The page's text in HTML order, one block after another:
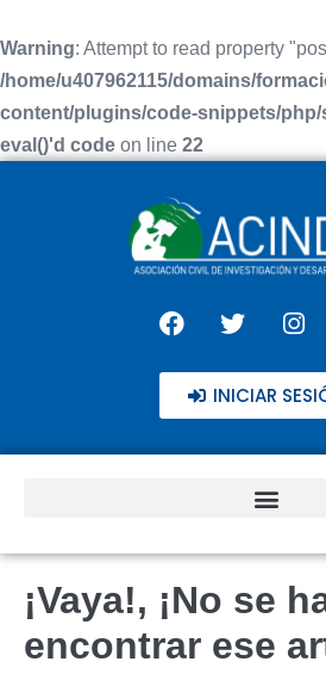
Warning: Attempt to read property
/home/u407962115/domains/
content/plugins/code-snippets/php/
eval()'d code on line 22
INICIAR
¡Vaya!, ¡No se
encontrar ese